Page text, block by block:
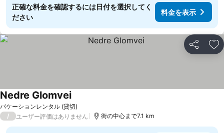
正確な料金を確認するには日付を選択してく
ださい
料金を表示
シェア お
バケーションレンタル (貸切)
Nedre Glomvei
/ ユーザー評価はありません 街の中心まで7.1 km